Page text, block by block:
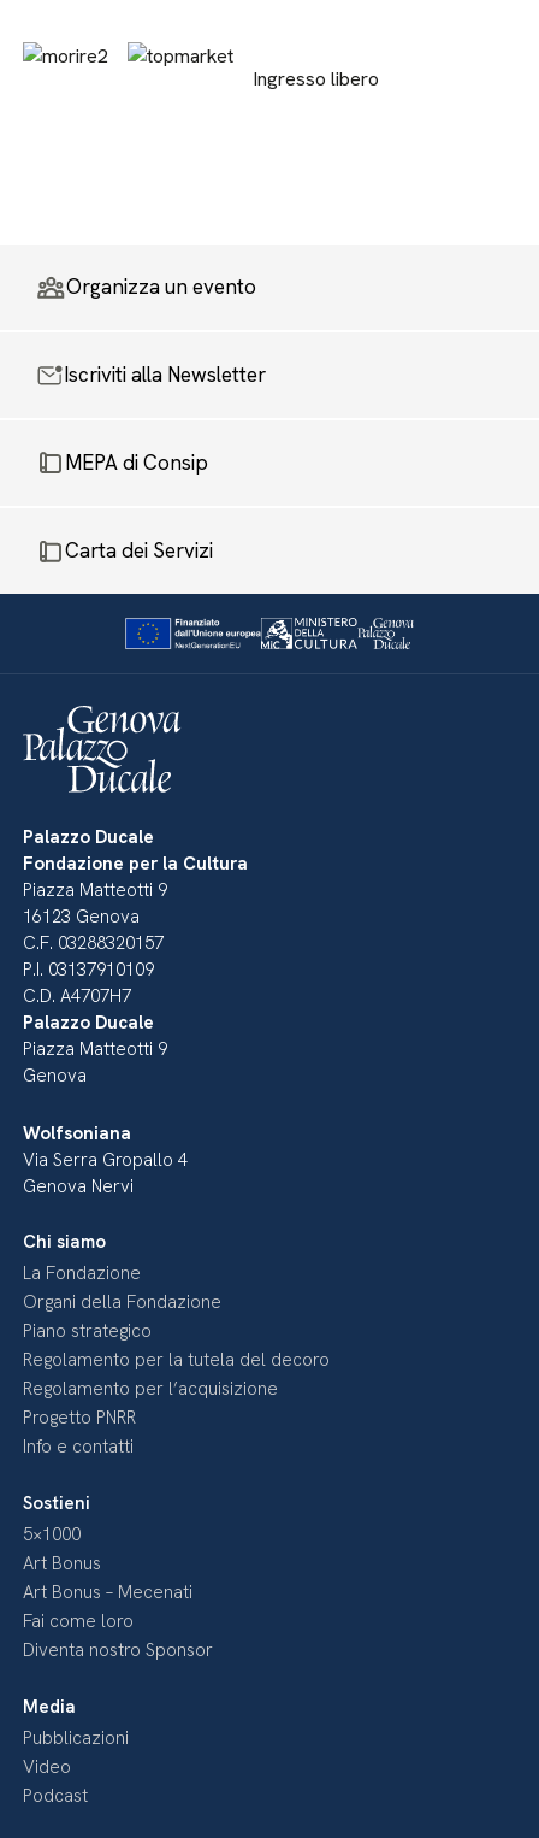
Ingresso libero
Organizza un evento
Iscriviti alla Newsletter
MEPA di Consip
Carta dei Servizi
Palazzo Ducale
Fondazione per la Cultura
Piazza Matteotti 9
16123 Genova
C.F. 03288320157
P.I. 03137910109
C.D. A4707H7
Palazzo Ducale
Piazza Matteotti 9
Genova
Wolfsoniana
Via Serra Gropallo 4
Genova Nervi
Chi siamo
La Fondazione
Organi della Fondazione
Piano strategico
Regolamento per la tutela del decoro
Regolamento per l’acquisizione
Progetto PNRR
Info e contatti
Sostieni
5×1000
Art Bonus
Art Bonus – Mecenati
Fai come loro
Diventa nostro Sponsor
Media
Pubblicazioni
Video
Podcast